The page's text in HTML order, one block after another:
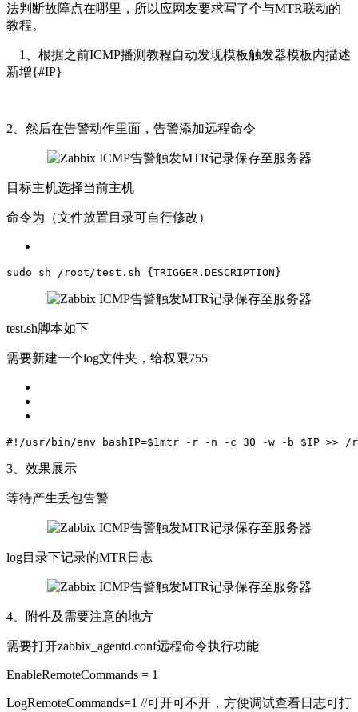
法判断故障点在哪里，所以应网友要求写了个与MTR联动的
教程。
1、根据之前ICMP播测教程自动发现模板触发器模板内描述
新增{#IP}
2、然后在告警动作里面，告警添加远程命令
目标主机选择当前主机
命令为（文件放置目录可自行修改）
sudo sh /root/test.sh {TRIGGER.DESCRIPTION}
test.sh脚本如下
需要新建一个log文件夹，给权限755
#!/usr/bin/env bashIP=$1mtr -r -n -c 30 -w -b $IP >> /
3、效果展示
等待产生丢包告警
log目录下记录的MTR日志
4、附件及需要注意的地方
需要打开zabbix_agentd.conf远程命令执行功能
EnableRemoteCommands = 1
LogRemoteCommands=1 //可开可不开，方便调试查看日志可打